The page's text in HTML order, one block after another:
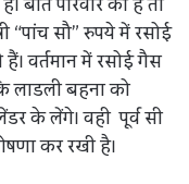
“पांच सौ” रुपये में रसोई
वर्तमान में रसोई गैस
बहना को
के लेंगे। वही पूर्व सी
कर रखी है।